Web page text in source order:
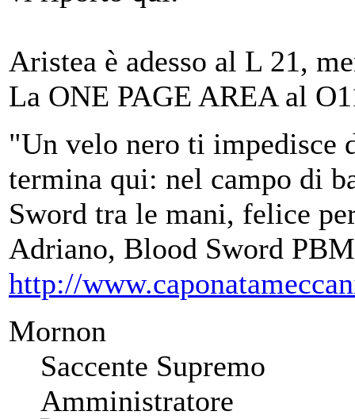
Aristea è adesso al L 21,
La ONE PAGE AREA al
"Un velo nero ti impedisce
termina qui: nel campo di
Sword tra le mani, felice
Adriano, Blood Sword PBM
http://
Mornon
Saccente Supremo
Amministratore